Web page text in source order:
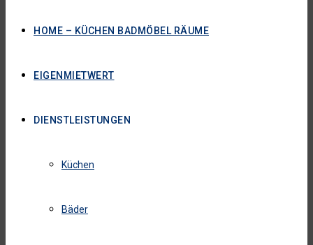
HOME – KÜCHEN BADMÖBEL RÄUME
EIGENMIETWERT
DIENSTLEISTUNGEN
Küchen
Bäder